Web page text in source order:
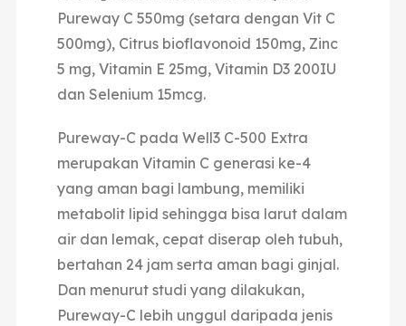
Pureway C 550mg (setara dengan Vit C
500mg), Citrus bioflavonoid 150mg, Zinc
5 mg, Vitamin E 25mg, Vitamin D3 200IU
dan Selenium 15mcg.
Pureway-C pada Well3 C-500 Extra
merupakan Vitamin C generasi ke-4
yang aman bagi lambung, memiliki
metabolit lipid sehingga bisa larut dalam
air dan lemak, cepat diserap oleh tubuh,
bertahan 24 jam serta aman bagi ginjal.
Dan menurut studi yang dilakukan,
Pureway-C lebih unggul daripada jenis